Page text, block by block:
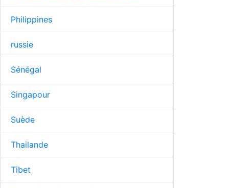
Philippines
russie
Sénégal
Singapour
Suède
Thailande
Tibet